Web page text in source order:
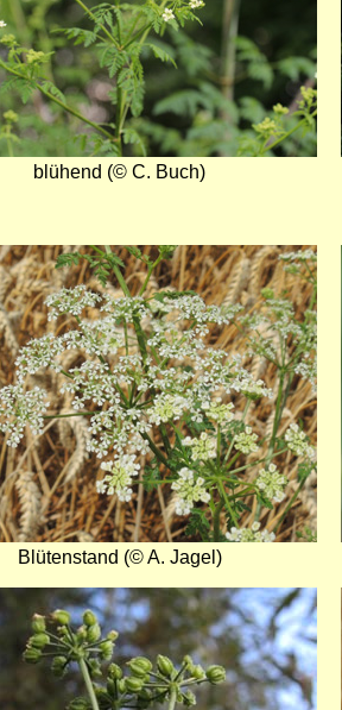
blühend (© C. Buch)
Blütenstand (© A. Jagel)